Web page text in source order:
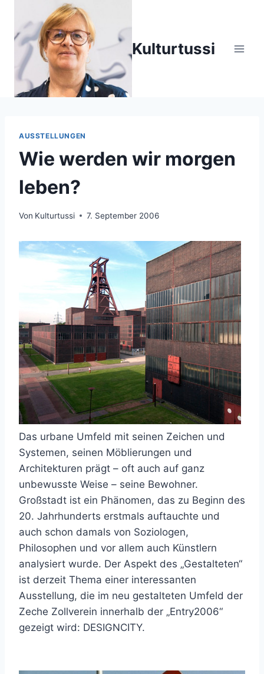
Inhalt
springen
Kulturtussi
AUSSTELLUNGEN
Wie werden wir morgen
leben?
Von Kulturtussi 7. September 2006
Das urbane Umfeld mit seinen Zeichen und
Systemen, seinen Möblierungen und
Architekturen prägt – oft auch auf ganz
unbewusste Weise – seine Bewohner.
Großstadt ist ein Phänomen, das zu Beginn des
20. Jahrhunderts erstmals auftauchte und
auch schon damals von Soziologen,
Philosophen und vor allem auch Künstlern
analysiert wurde. Der Aspekt des „Gestalteten“
ist derzeit Thema einer interessanten
Ausstellung, die im neu gestalteten Umfeld der
Zeche Zollverein innerhalb der „Entry2006“
gezeigt wird: DESIGNCITY.